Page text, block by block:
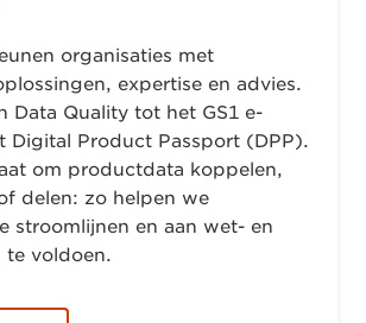
organisaties met
expertise en advies.
Data Quality tot het GS1 e-
Digital Product Passport (DPP).
om productdata koppelen,
delen: zo helpen we
stroomlijnen en aan wet- en
te voldoen.